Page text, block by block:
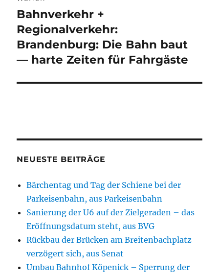
Nächster
Beitrag:
Bahnverkehr +
Regionalverkehr:
Brandenburg: Die Bahn baut
— harte Zeiten für Fahrgäste
NEUESTE BEITRÄGE
Bärchentag und Tag der Schiene bei der
Parkeisenbahn, aus Parkeisenbahn
Sanierung der U6 auf der Zielgeraden – das
Eröffnungsdatum steht, aus BVG
Rückbau der Brücken am Breitenbachplatz
verzögert sich, aus Senat
Umbau Bahnhof Köpenick – Sperrung der